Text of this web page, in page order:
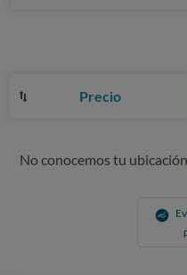
Precio
No conocemos tu ubicación